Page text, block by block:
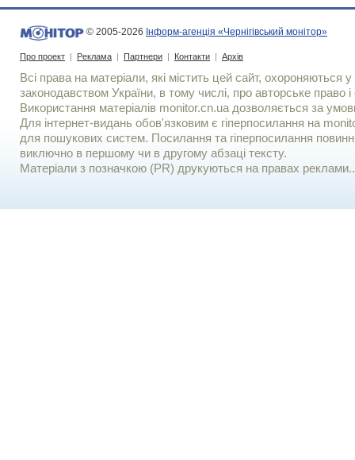
© 2005-2026 Інформ-агенція «Чернігівський монітор»
Про проект | Реклама | Партнери | Контакти | Архів
Всі права на матеріали, які містить цей сайт, охороняються у
законодавством України, в тому числі, про авторське право і
Використання матерiалiв monitor.cn.ua дозволяється за
Для iнтернет-видань обов'язковим є гiперпосилання на
для пошукових систем. Посилання та гіперпосилання
виключно в першому чи в другому абзаці тексту.
Матеріали з позначкою (PR) друкуються на правах реклами..